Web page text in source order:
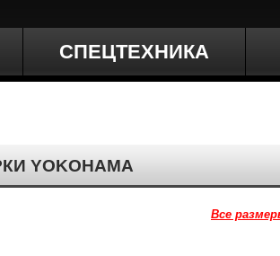
СПЕЦТЕХНИКА
YOKOHAMA
Все